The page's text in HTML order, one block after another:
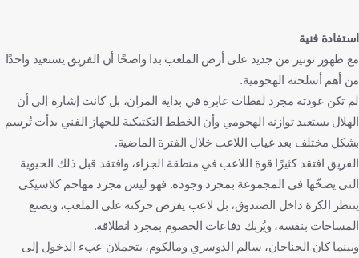
استفادة فنية
مع ظهور نونيز من جديد على أرض الملعب بدا واضحًا أن الفريق يستعيد واحدًا
من أهم أسلحته الهجومية.
لم تكن عودته مجرد لقطات عابرة في بداية المران، بل كانت إشارة إلى أن
الهلال يستعيد توازنه الهجومي وأن الخطط التكتيكية للجهاز الفني بدأت تُرسم
بشكل مختلف بعد غياب اللاعب خلال الفترة الماضية.
الفريق افتقد كثيرًا قوة اللاعب في منطقة الجزاء، وافتقد قبل ذلك الحيوية
التي يضخّها في المجموعة بمجرد وجوده. فهو ليس مجرد مهاجم كلاسيكي
ينتظر الكرة داخل الصندوق، بل لاعب يفرض حركته على الملعب، ويصنع
المساحات بنفسه، ويُربك دفاعات الخصوم بمجرد انطلاقه.
وبينما كان الجناحان، سالم الدوسري ومالكوم، يتحملان عبء الدخول إلى